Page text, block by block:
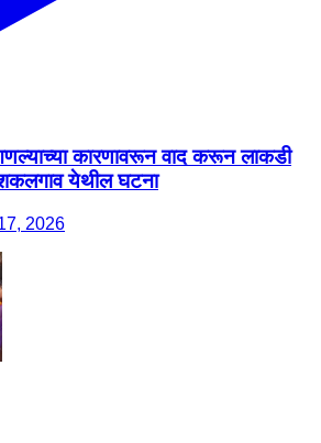
कारणावरून वाद करून लाकडी
येथील घटना
2026